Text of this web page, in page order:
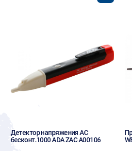
Детектор напряжения AC
бесконт.1000 ADA ZAC A00106